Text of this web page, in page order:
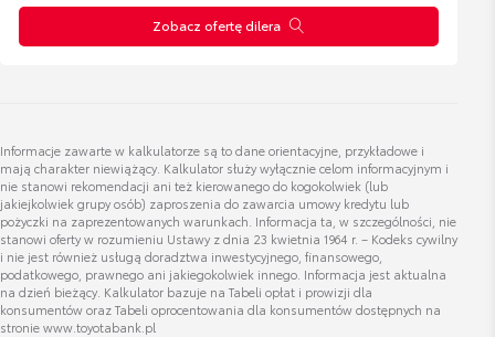
Cena brutto
5 300,00 zł
Cena brutto
872,00 zł Zobacz szczegóły
Bagażnik rowerowy na hak VeloCompact -
2 rowery
Cena brutto
2 837,07 zł Zobacz szczegóły
Ireneusz Anaszewski
ireneusz.anaszewski@toyotamarki.com.pl
Sebastian Świtek
Zobacz ofertę dilera
Informacje zawarte w kalkulatorze są to dane orientacyjne, przykładowe i
mają charakter niewiążący. Kalkulator służy wyłącznie celom informacyjnym i
nie stanowi rekomendacji ani też kierowanego do kogokolwiek (lub
jakiejkolwiek grupy osób) zaproszenia do zawarcia umowy kredytu lub
pożyczki na zaprezentowanych warunkach. Informacja ta, w szczególności, nie
stanowi oferty w rozumieniu Ustawy z dnia 23 kwietnia 1964 r. – Kodeks cywilny
i nie jest również usługą doradztwa inwestycyjnego, finansowego,
podatkowego, prawnego ani jakiegokolwiek innego. Informacja jest aktualna
na dzień bieżący. Kalkulator bazuje na Tabeli opłat i prowizji dla
konsumentów oraz Tabeli oprocentowania dla konsumentów dostępnych na
stronie www.toyotabank.pl